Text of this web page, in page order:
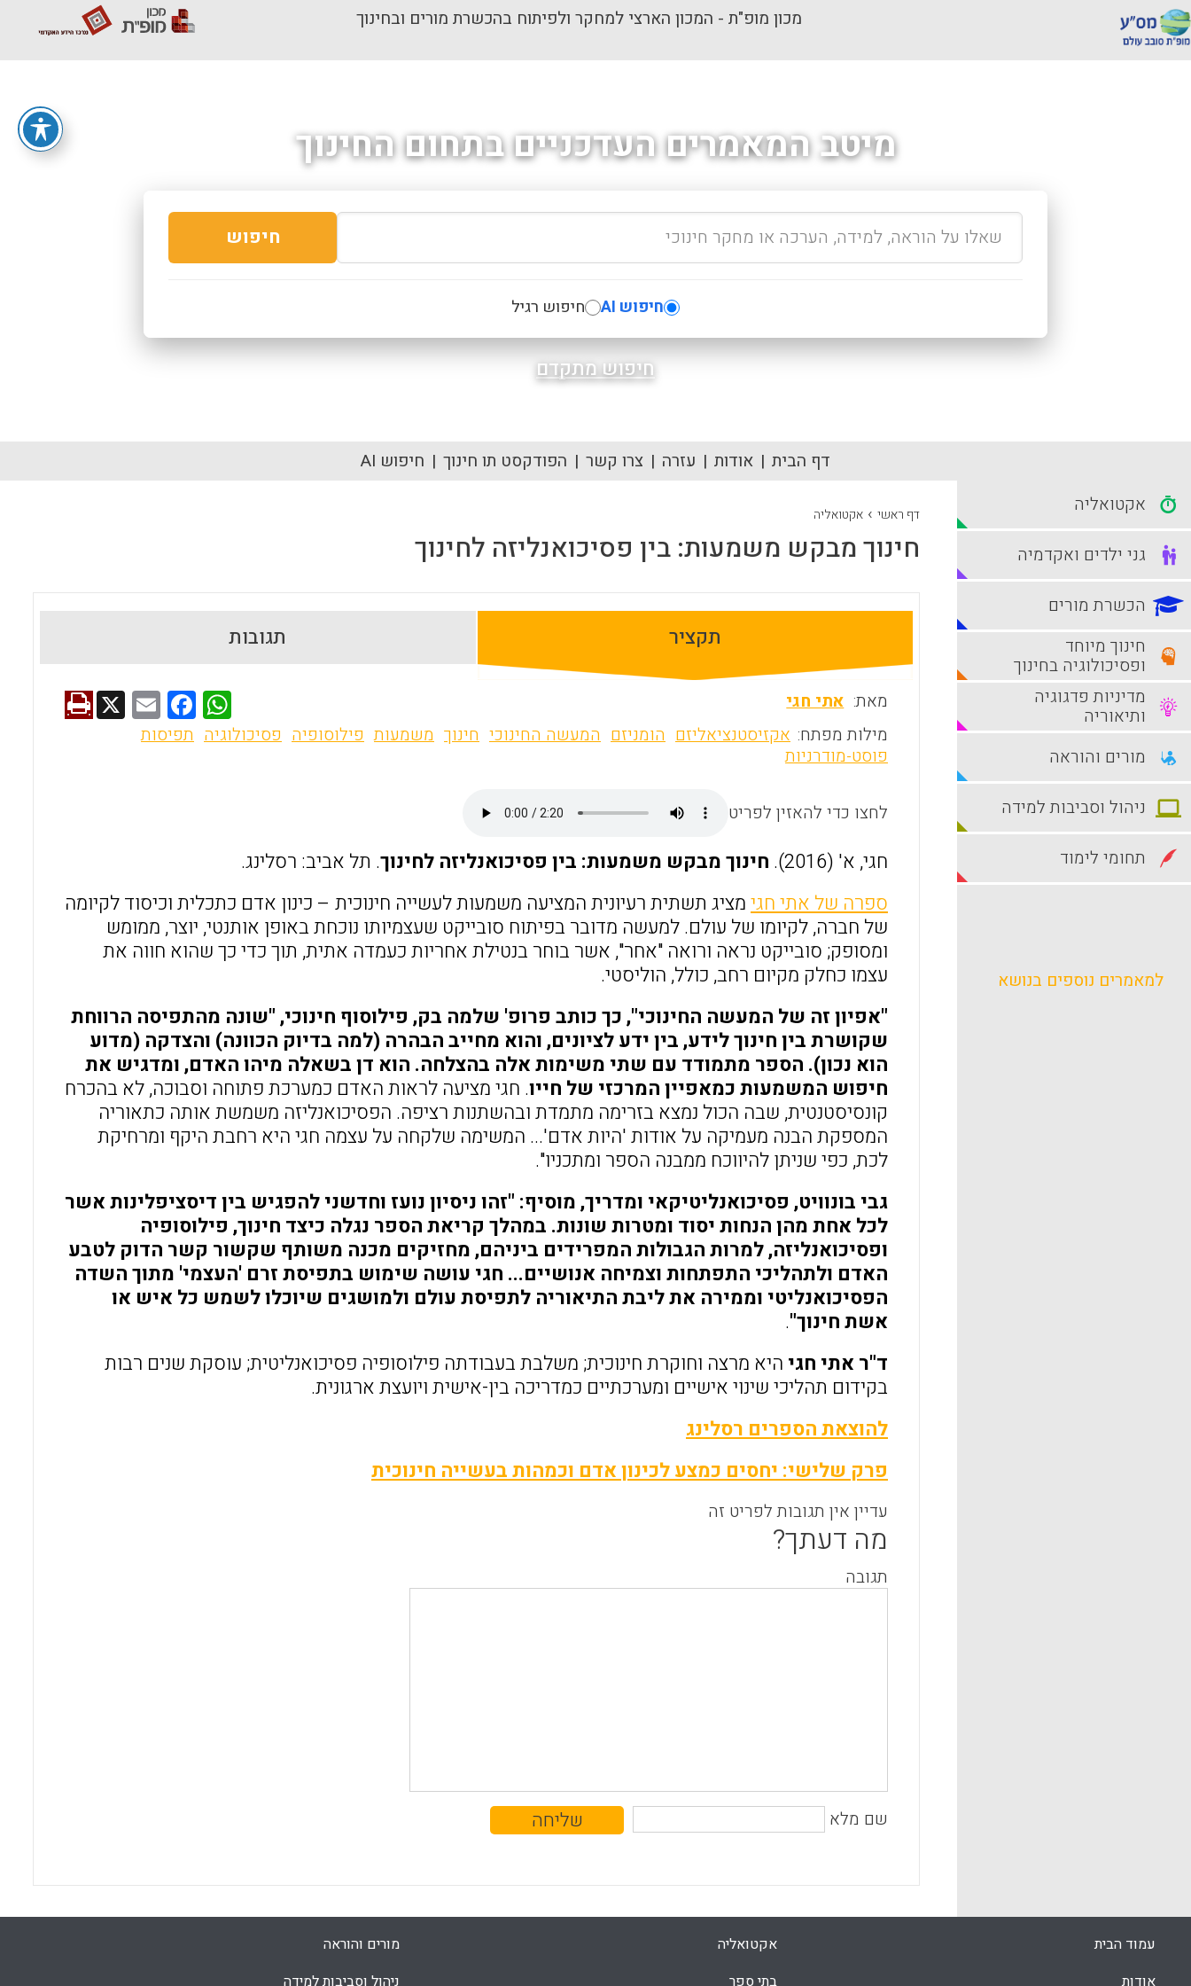
מכון מופ"ת - המכון הארצי למחקר ולפיתוח בהכשרת מורים ובחינוך
מיטב המאמרים העדכניים בתחום החינוך
חיפוש
חיפוש AI חיפוש רגיל
חיפוש מתקדם
דף הבית אודות עזרה צרו קשר הפודקסט תו חינוך חיפוש AI
דף ראשי › אקטואליה
חינוך מבקש משמעות: בין פסיכואנליזה לחינוך
תקציר תגובות
מאת: אתי חגי W
h
F
a
E
m
X
מילות מפתח: אקזיסטנציאליזם הומניזם המעשה החינוכי חינוך משמעות פילוסופיה פסיכולוגיה תפיסות
פוסט-מודרניות
לחצו כדי להאזין לפריט
חגי, א' (2016). חינוך מבקש משמעות: בין פסיכואנליזה לחינוך. תל אביב: רסלינג.
ספרה של אתי חגימציג תשתית רעיונית המציעה משמעות לעשייה חינוכית – כינון אדם כתכלית וכיסוד לקיומה
של חברה, לקיומו של עולם. למעשה מדובר בפיתוח סובייקט שעצמיותו נוכחת באופן אותנטי, יוצר, ממומש
ומסופק; סובייקט נראה ורואה "אחר", אשר בוחר בנטילת אחריות כעמדה אתית, תוך כדי כך שהוא חווה את
עצמו כחלק מקיום רחב, כולל, הוליסטי.
"אפיון זה של המעשה החינוכי", כך כותב פרופ' שלמה בק, פילוסוף חינוכי, "שונה מהתפיסה הרווחת
שקושרת בין חינוך לידע, בין ידע לציונים, והוא מחייב הבהרה (למה בדיוק הכוונה) והצדקה (מדוע
הוא נכון). הספר מתמודד עם שתי משימות אלה בהצלחה. הוא דן בשאלה מיהו האדם, ומדגיש את
חיפוש המשמעות כמאפיין המרכזי של חייו. חגי מציעה לראות האדם כמערכת פתוחה וסבוכה, לא בהכרח
קונסיסטנטית, שבה הכול נמצא בזרימה מתמדת ובהשתנות רציפה. הפסיכואנליזה משמשת אותה כתאוריה
המספקת הבנה מעמיקה על אודות 'היות אדם'... המשימה שלקחה על עצמה חגי היא רחבת היקף ומרחיקת
לכת, כפי שניתן להיווכח ממבנה הספר ומתכניו".
גבי בונוויט, פסיכואנליטיקאי ומדריך, מוסיף: "זהו ניסיון נועז וחדשני להפגיש בין דיסציפלינות אשר
לכל אחת מהן הנחות יסוד ומטרות שונות. במהלך קריאת הספר נגלה כיצד חינוך, פילוסופיה
ופסיכואנליזה, למרות הגבולות המפרידים ביניהם, מחזיקים מכנה משותף שקשור קשר הדוק לטבע
האדם ולתהליכי התפתחות וצמיחה אנושיים... חגי עושה שימוש בתפיסת זרם 'העצמי' מתוך השדה
הפסיכואנליטי וממירה את ליבת התיאוריה לתפיסת עולם ולמושגים שיוכלו לשמש כל איש או
אשת חינוך".
ד"ר אתי חגי היא מרצה וחוקרת חינוכית; משלבת בעבודתה פילוסופיה פסיכואנליטית; עוסקת שנים רבות
בקידום תהליכי שינוי אישיים ומערכתיים כמדריכה בין-אישית ויועצת ארגונית.
להוצאת הספרים רסלינג
פרק שלישי: יחסים כמצע לכינון אדם וכמהות בעשייה חינוכית
עדיין אין תגובות לפריט זה
מה דעתך?
תגובה
שם מלא
אקטואליה
גני ילדים ואקדמיה
הכשרת מורים
חינוך מיוחד
ופסיכולוגיה בחינוך
מדיניות פדגוגיה
ותיאוריה
מורים והוראה
ניהול וסביבות למידה
תחומי לימוד
למאמרים נוספים בנושא
עמוד הבית
אודות
אקטואליה
בתי ספר
מורים והוראה
ניהול וסביבות למידה